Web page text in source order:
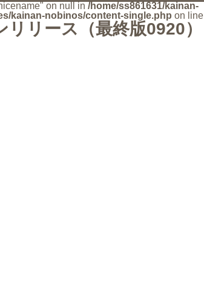
on null in /home/ss861631/kainan-
kainan-nobinos/content-single.php on line
リース（最終版0920）